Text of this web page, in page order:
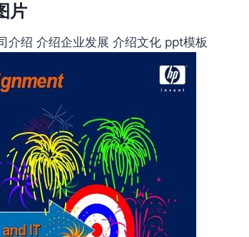
片
介绍 介绍企业发展 介绍文化 ppt模板